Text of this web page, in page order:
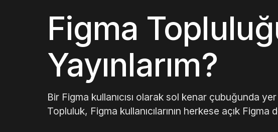
Figma
Yayınlarım?
Bir Figma kullanıcısı olarak sol kenar çubuğunda
Topluluk, Figma kullanıcılarının herkese açık Figma